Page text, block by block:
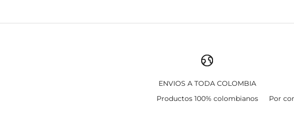
ENVIOS A TODA COLOMBIA
Productos 100% colombianos
Por